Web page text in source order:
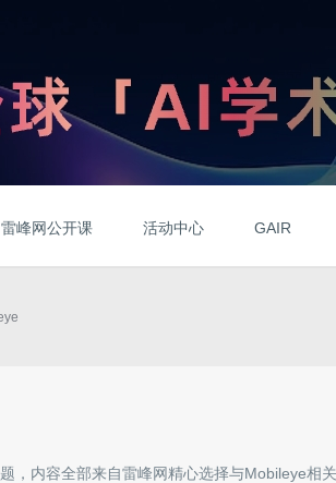
雷峰网公开课 活动中心 GAIR
，内容全部来自雷峰网精心选择与Mobileye相